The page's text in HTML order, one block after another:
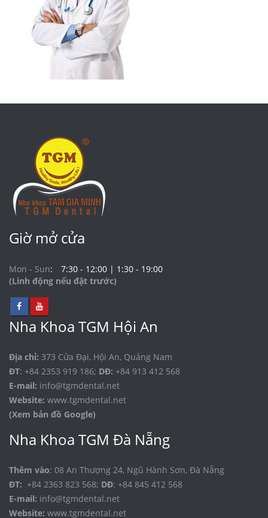
Giờ mở cửa
Mon - Sun
7:30 - 12:00 | 1:30 - 19:00
(Linh động nếu đặt trước)
Nha Khoa TGM Hội An
Địa chỉ: 373 Cửa Đại, Hội An, Quảng Nam
ĐT: +84 2353 919 186; DĐ: +84 913 412 568
E-mail: info@tgmdental.net
Website: www.tgmdental.net
(Xem bản đồ Google)
Nha Khoa TGM Đà Nẵng
Thêm vào: 08 An Thượng 24, Ngũ Hành Sơn, Đà Nẵng
ĐT: +84 2363 823 568; DĐ: +84 845 412 568
E-mail: info@tgmdental.net
Website: www.tgmdental.net